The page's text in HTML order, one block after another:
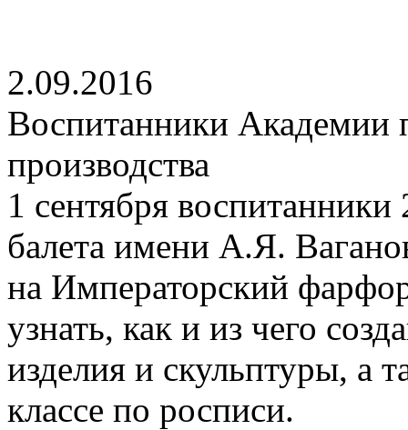
2.09.2016
Воспитанники Академии
производства
1 сентября
балета имени А.Я.
на Императорский
узнать, как и из чего
изделия и скульптуры, а
классе по росписи.